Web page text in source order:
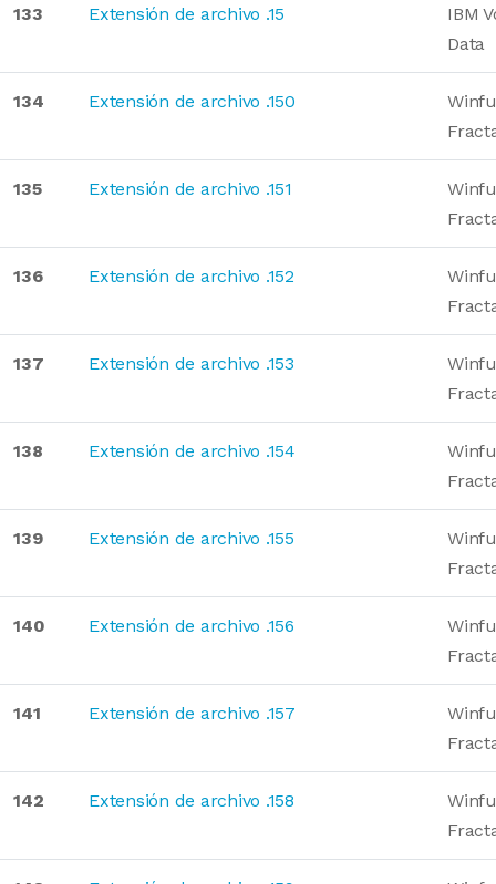
133 Extensión de archivo .15
IBM
Data
134 Extensión de archivo .150
135 Extensión de archivo .151
136 Extensión de archivo .152
137 Extensión de archivo .153
138 Extensión de archivo .154
139 Extensión de archivo .155
140 Extensión de archivo .156
141 Extensión de archivo .157
142 Extensión de archivo .158